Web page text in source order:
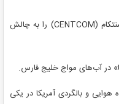
ابعاد عملیات دیشب، پدافند هوایی یکپارچه سنتکام (CENTCOM) را به چالش
در آب‌های مواج خلیج فارس.
و بالگردی آمریکا در یکی